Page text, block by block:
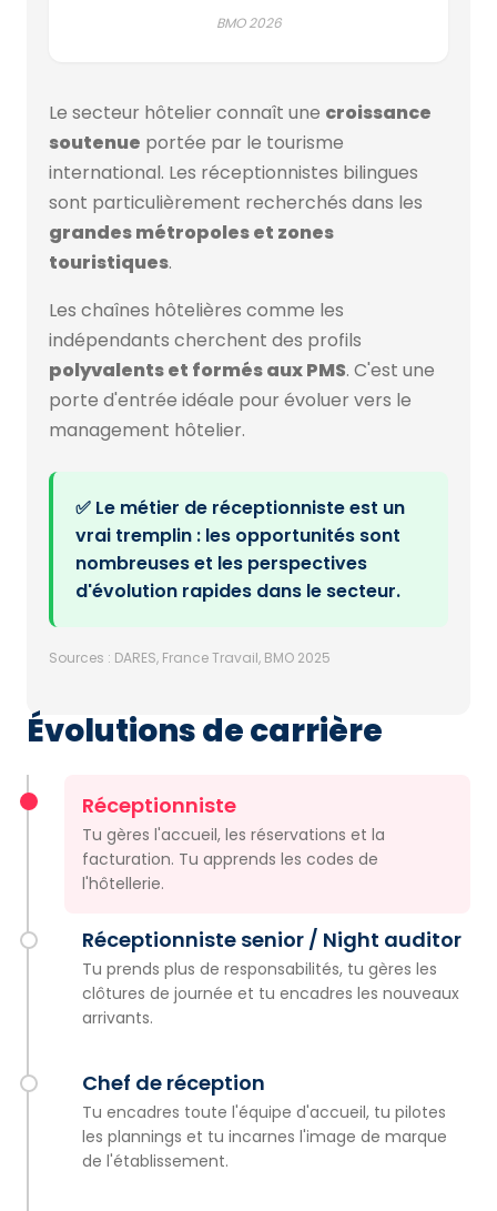
BMO 2026
Le secteur hôtelier connaît une croissance
soutenue portée par le tourisme
international. Les réceptionnistes bilingues
sont particulièrement recherchés dans les
grandes métropoles et zones
touristiques.
Les chaînes hôtelières comme les
indépendants cherchent des profils
polyvalents et formés aux PMS. C'est une
porte d'entrée idéale pour évoluer vers le
management hôtelier.
✅ Le métier de réceptionniste est un
vrai tremplin : les opportunités sont
nombreuses et les perspectives
d'évolution rapides dans le secteur.
Sources : DARES, France Travail, BMO 2025
Évolutions de carrière
Réceptionniste
Tu gères l'accueil, les réservations et la
facturation. Tu apprends les codes de
l'hôtellerie.
Réceptionniste senior / Night auditor
Tu prends plus de responsabilités, tu gères les
clôtures de journée et tu encadres les nouveaux
arrivants.
Chef de réception
Tu encadres toute l'équipe d'accueil, tu pilotes
les plannings et tu incarnes l'image de marque
de l'établissement.